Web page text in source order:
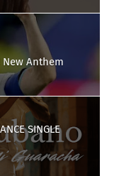
New Anthem
SINGLE